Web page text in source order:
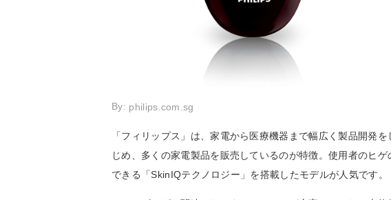
By: philips.com.sg
「フィリップス」は、家電から医療機器まで幅広く製品開発
じめ、多くの家電製品を販売しているのが特徴。使用者のヒ
できる「SkinIQテクノロジー」を搭載したモデルが人気です。